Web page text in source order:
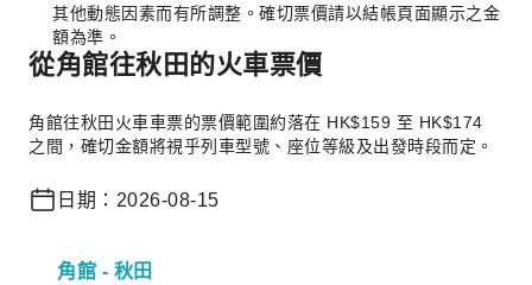
其他動態因素而有所調整。確切票價請以結帳頁面顯示之金
額為準。
從角館往秋田的火車票價
角館往秋田火車車票的票價範圍約落在 HK$159 至 HK$174
之間，確切金額將視乎列車型號、座位等級及出發時段而定。
日期：2026-08-15
角館 - 秋田